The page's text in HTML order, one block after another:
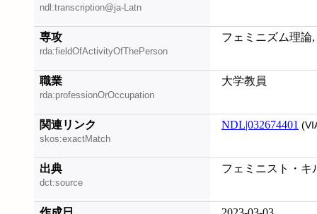
ndl:transcription@ja-Latn
専攻
rda:fieldOfActivityOfThePerson
フェミニズム理論
職業
rda:professionOrOccupation
大学教員
関連リンク
skos:exactMatch
NDL|032674401
出典
dct:source
フェミニスト・キ